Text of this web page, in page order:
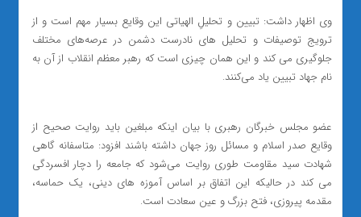
وی اظهار داشت: تبیین و تحلیلِ الهیاتی این وقایع بسیار مهم است و از
ترویج توصیفات و تحلیل های نادرست دشمن در عرصه‌های مختلف
جلوگیری می کند و این همان چیزی است که رهبر معظم انقلاب از آن به
نام جهاد تبیین یاد می‌کنند.
عضو مجلس خبرگان رهبری با بیان اینکه مبلغین باید روایت صحیح از
وقایع صدر اسلام و مسائل روز جهان داشته باشند افزود: متاسفانه گاهی
شهادت سید مقاومت طوری روایت می‌شود که جامعه را دچار افسردگی
می کند در حالیکه این اتفاق بر اساس آموزه های دینی، یک حماسه،
مقدمه پیروزی، فتح بزرگ و عین سعادت است.